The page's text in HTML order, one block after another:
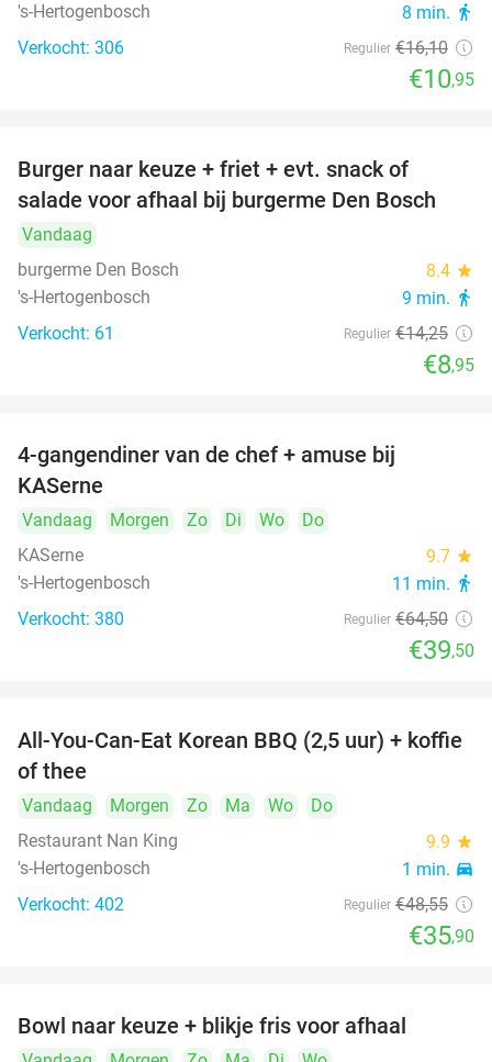
's-Hertogenbosch 8 min. directions_walk
Verkocht: 306 Regulier €16,10
€10,95
Burger naar keuze + friet + evt. snack of
salade voor afhaal bij burgerme Den Bosch
Vandaag
burgerme Den Bosch
8.4 star
's-Hertogenbosch 9 min. directions_walk
Verkocht: 61 Regulier €14,25
€8,95
4-gangendiner van de chef + amuse bij
KASerne
Vandaag Morgen Zo Di Wo
Do
KASerne
9.7 star
's-Hertogenbosch 11 min. directions_walk
Verkocht: 380 Regulier €64,50
€39,50
26%
All-You-Can-Eat Korean BBQ (2,5 uur) + koffie
of thee
Vandaag Morgen Zo Ma Wo
Do
Restaurant Nan King
9.9 star
's-Hertogenbosch 1 min. directions_car
Verkocht: 402 Regulier €48,55
€35,90
Bowl naar keuze + blikje fris voor afhaal